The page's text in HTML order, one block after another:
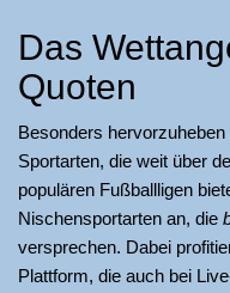
Das
Quoten
Besonders
Sportarten, die weit über
populären Fußballligen
Nischensportarten an, die
versprechen. Dabei
Plattform, die auch bei